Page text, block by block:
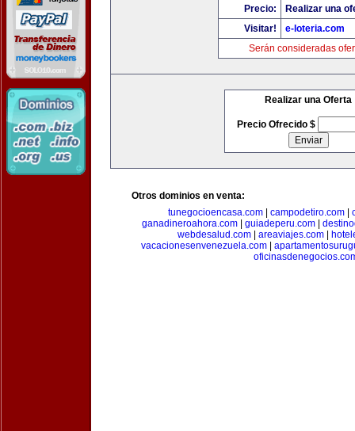
Precio:
Realizar una
Visitar!
e-loteria.com
Serán consideradas
Realizar una Oferta
Precio Ofrecido $
Otros dominios en venta:
tunegocioencasa.com| campodetiro.com|
ganadineroahora.com
guiadeperu.com
webdesalud.com
areaviajes.com
vacacionesenvenezuela.com|